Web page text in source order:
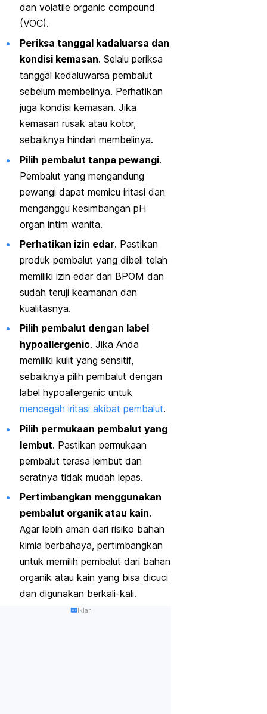
dan volatile organic compound
(VOC).
Periksa tanggal kadaluarsa dan
kondisi kemasan. Selalu periksa
tanggal kedaluwarsa pembalut
sebelum membelinya. Perhatikan
juga kondisi kemasan. Jika
kemasan rusak atau kotor,
sebaiknya hindari membelinya.
Pilih pembalut tanpa pewangi.
Pembalut yang mengandung
pewangi dapat memicu iritasi dan
menganggu kesimbangan pH
organ intim wanita.
Perhatikan izin edar. Pastikan
produk pembalut yang dibeli telah
memiliki izin edar dari BPOM dan
sudah teruji keamanan dan
kualitasnya.
Pilih pembalut dengan label
hypoallergenic. Jika Anda
memiliki kulit yang sensitif,
sebaiknya pilih pembalut dengan
label hypoallergenic untuk
mencegah iritasi akibat pembalut.
Pilih permukaan pembalut yang
lembut. Pastikan permukaan
pembalut terasa lembut dan
seratnya tidak mudah lepas.
Pertimbangkan menggunakan
pembalut organik atau kain.
Agar lebih aman dari risiko bahan
kimia berbahaya, pertimbangkan
untuk memilih pembalut dari bahan
organik atau kain yang bisa dicuci
dan digunakan berkali-kali.
Iklan